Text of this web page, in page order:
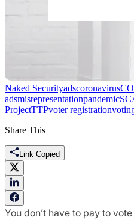
Naked Securityadscoronavirus
adsmisrepresentationpandemic
ProjectTTPvoter registration
Share This
Link Copied
You don’t have to pay to